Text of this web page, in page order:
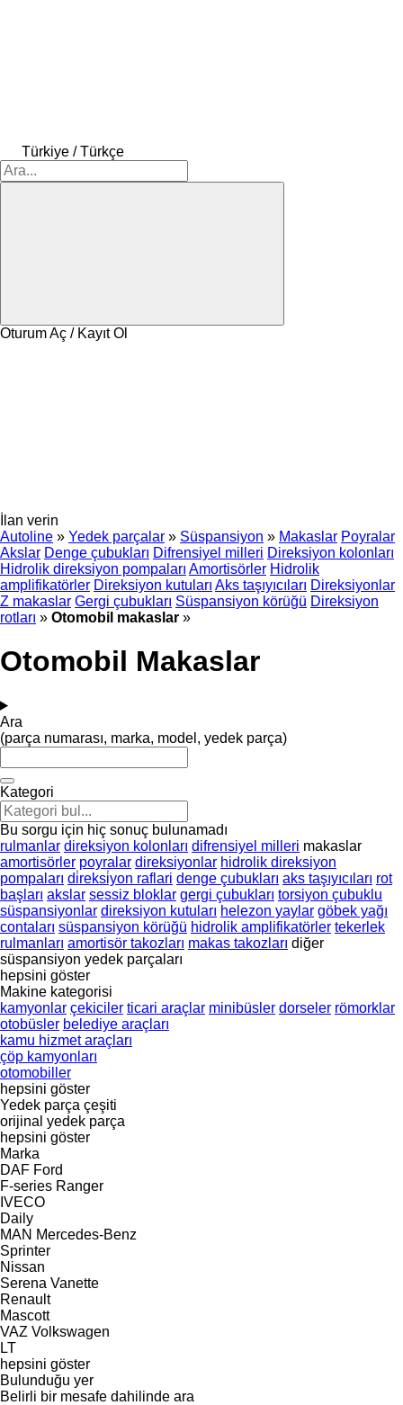
Türkiye / Türkçe
Oturum Aç / Kayıt Ol
İlan verin
Autoline » Yedek parçalar » Süspansiyon » Makaslar Poyralar
Akslar Denge çubukları Difrensiyel milleri Direksiyon kolonları
Hidrolik direksiyon pompaları Amortisörler Hidrolik
amplifikatörler Direksiyon kutuları Aks taşıyıcıları Direksiyonlar
Z makaslar Gergi çubukları Süspansiyon körüğü Direksiyon
rotları » Otomobil makaslar »
Otomobil Makaslar
Ara
(parça numarası, marka, model, yedek parça)
Kategori
Bu sorgu için hiç sonuç bulunamadı
rulmanlar direksiyon kolonları difrensiyel milleri makaslar
amortisörler poyralar direksiyonlar hidrolik direksiyon
pompaları di̇reksi̇yon raflari denge çubukları aks taşıyıcıları rot
başları akslar sessiz bloklar gergi çubukları torsiyon çubuklu
süspansiyonlar direksiyon kutuları helezon yaylar göbek yağı
contaları süspansiyon körüğü hidrolik amplifikatörler tekerlek
rulmanları amortisör takozları makas takozları diğer
süspansiyon yedek parçaları
hepsini göster
Makine kategorisi
kamyonlar çekiciler ticari araçlar minibüsler dorseler römorklar
otobüsler belediye araçları
kamu hizmet araçları
çöp kamyonları
otomobiller
hepsini göster
Yedek parça çeşiti
orijinal yedek parça
hepsini göster
Marka
DAF Ford
F-series Ranger
IVECO
Daily
MAN Mercedes-Benz
Sprinter
Nissan
Serena Vanette
Renault
Mascott
VAZ Volkswagen
LT
hepsini göster
Bulunduğu yer
Belirli bir mesafe dahilinde ara